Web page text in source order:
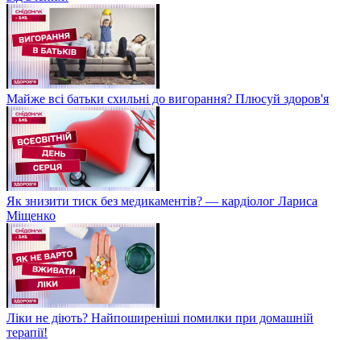
Майже всі батьки схильні до вигорання? Плюсуй здоров'я
Як знизити тиск без медикаментів? — кардіолог Лариса
Міщенко
Ліки не діють? Найпоширеніші помилки при домашній
терапії!